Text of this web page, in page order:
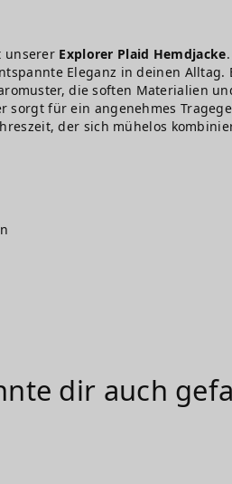
unserer Explorer Plaid Hemdjacke
Eleganz in deinen
die soften Materialien
sorgt für ein angenehmes
der sich mühelos
dir auch